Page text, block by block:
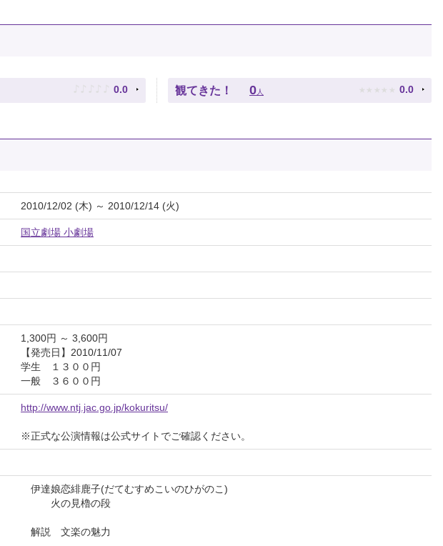
♪ ♪ ♪ ♪ ♪ 0.0 観てきた！ 0 人 ★ ★ ★ ★ ★ 0.0
2010/12/02 (木) ～ 2010/12/14 (火)
国立劇場 小劇場
1,300円 ～ 3,600円
【発売日】2010/11/07
学生 １３００円
一般 ３６００円
http://www.ntj.jac.go.jp/kokuritsu/
※正式な公演情報は公式サイトでご確認ください。
伊達娘恋緋鹿子(だてむすめこいのひがのこ)
火の見櫓の段
解説 文楽の魅力